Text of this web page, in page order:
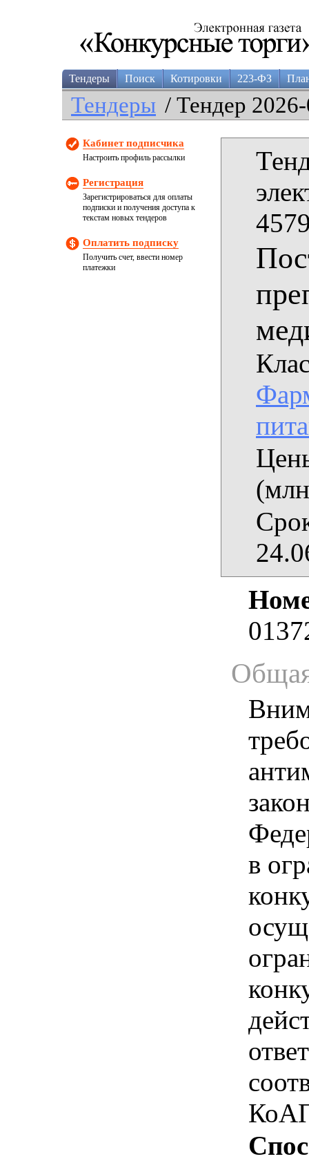
Тендеры Поиск Котировки 223-ФЗ
Тендеры / Тендер
Кабинет подписчика
Настроить профиль рассылки
Регистрация
Зарегистрироваться для оплаты
подписки и получения доступа к
текстам новых тендеров
Оплатить подписку
Получить счет, ввести номер
платежки
в